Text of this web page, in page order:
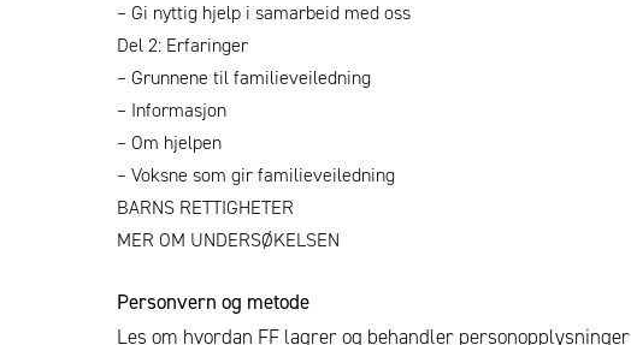
– Gi nyttig hjelp i samarbeid med oss
Del 2: Erfaringer
– Grunnene til familieveiledning
– Informasjon
– Om hjelpen
– Voksne som gir familieveiledning
BARNS RETTIGHETER
MER OM UNDERSØKELSEN
Personvern og metode
Les om hvordan FF lagrer og behandler personopplysninger